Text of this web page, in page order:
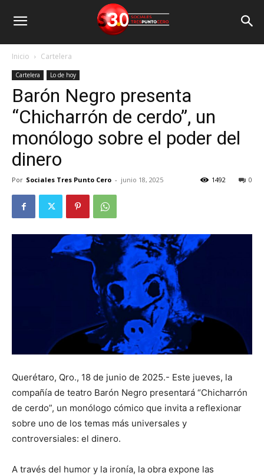
Inicio Cartelera
Cartelera Lo de hoy
Barón Negro presenta
“Chicharrón de cerdo”, un
monólogo sobre el poder del
dinero
Por Sociales Tres Punto Cero - junio 18, 2025 0
1492
Querétaro, Qro., 18 de junio de 2025.- Este jueves, la
compañía de teatro Barón Negro presentará “Chicharrón
de cerdo”, un monólogo cómico que invita a reflexionar
sobre uno de los temas más universales y
controversiales: el dinero.
A través del humor y la ironía, la obra expone las